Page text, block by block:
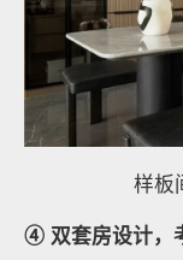
样板
④ 双套房设计，